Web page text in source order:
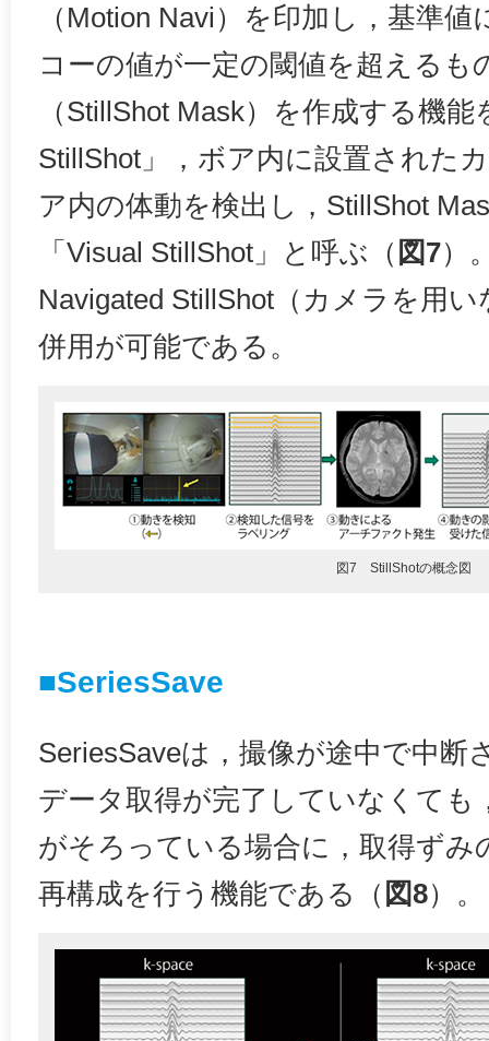
（Motion Navi）を印加し，基準
コーの値が一定の閾値を超えるも
（StillShot Mask）を作成する機能
StillShot」，ボア内に設置された
ア内の体動を検出し，StillShot
「Visual StillShot」と呼ぶ（ 図7）
Navigated StillShot（カメラを用
併用が可能である。
図7 StillShotの概念図
■SeriesSave
SeriesSaveは，撮像が途中で中断
データ取得が完了していなくても
がそろっている場合に，取得ずみ
再構成を行う機能である（ 図8）。